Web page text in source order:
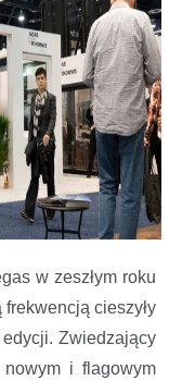
w zeszłym roku
frekwencją cieszyły
Zwiedzający
i flagowym